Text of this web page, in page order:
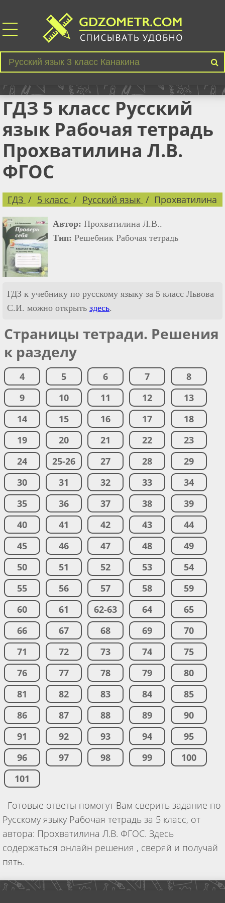
ГДЗ 5 класс Русский
язык Рабочая тетрадь
Прохватилина Л.В.
ФГОС
ГДЗ 5 класс Русский язык Прохватилина
Автор: Прохватилина Л.В..
Тип: Решебник Рабочая тетрадь
ГДЗ к учебнику по русскому языку за 5 класс Львова
С.И. можно открыть здесь.
Страницы тетради. Решения
к разделу
4 5 6 7
8
9
10 11 12
13
14
15 16 17
18
19
20 21 22
23
24
25-26 27 28
29
30
31 32 33
34
35
36 37 38
39
40
41 42 43
44
45
46 47 48
49
50
51 52 53
54
55
56 57 58
59
60
61 62-63 64
65
66
67 68 69
70
71
72 73 74
75
76
77 78 79
80
81
82 83 84
85
86
87 88 89
90
91
92 93 94
95
96
97 98 99
100
101
Готовые ответы помогут Вам сверить задание по
Русскому языку Рабочая тетрадь за 5 класс, от
автора: Прохватилина Л.В. ФГОС. Здесь
содержаться онлайн решения , сверяй и получай
пять.